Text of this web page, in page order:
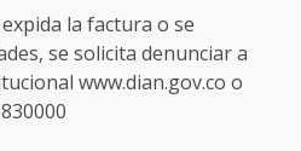
la factura o se
se solicita denunciar a
www.dian.gov.co o